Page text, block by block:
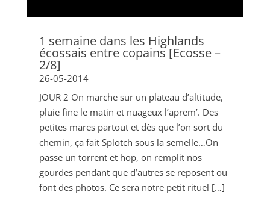
1 semaine dans les Highlands
écossais entre copains [Ecosse –
2/8]
26-05-2014
JOUR 2 On marche sur un plateau d’altitude,
pluie fine le matin et nuageux l’aprem’. Des
petites mares partout et dès que l’on sort du
chemin, ça fait Splotch sous la semelle…On
passe un torrent et hop, on remplit nos
gourdes pendant que d’autres se reposent ou
font des photos. Ce sera notre petit rituel […]